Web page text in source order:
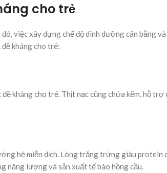
cho trẻ
việc xây dựng chế độ dinh dưỡng cân bằng
kháng cho trẻ:
kháng cho trẻ. Thịt nạc cũng chứa kẽm, hỗ trợ
hệ miễn dịch. Lòng trắng trứng giàu protein
lượng và sản xuất tế bào hồng cầu.